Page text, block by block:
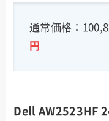
通常価格：
円
Dell AW2523HF